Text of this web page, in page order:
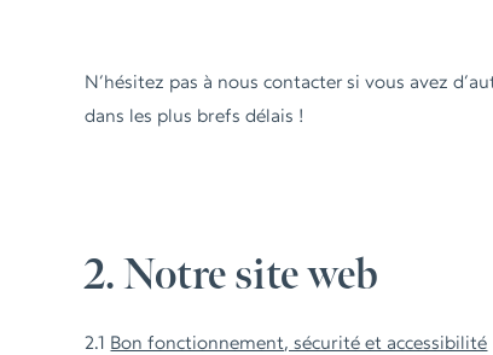
N’hésitez pas à nous contacter si vous avez
dans les plus brefs délais !
2. Notre site web
2.1 Bon fonctionnement, sécurité et accessibilité